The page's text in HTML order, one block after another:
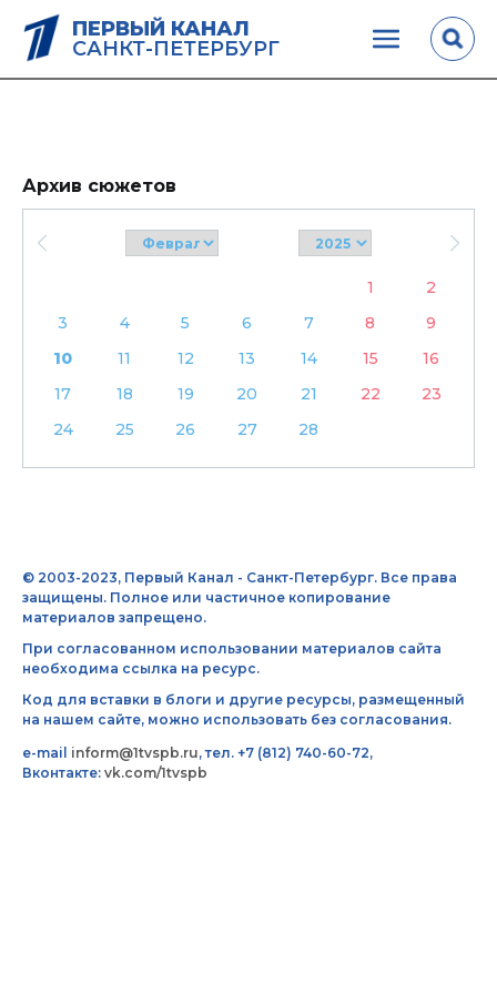
ПЕРВЫЙ КАНАЛ
САНКТ-ПЕТЕРБУРГ
Архив сюжетов
1
2
3
4 5 6 7 8
9
10
11 12 13 14 15
16
17
18 19 20 21 22
23
24
25 26 27 28
© 2003-2023, Первый Канал - Санкт-Петербург. Все права
защищены. Полное или частичное копирование
материалов запрещено.
При согласованном использовании материалов сайта
необходима ссылка на ресурс.
Код для вставки в блоги и другие ресурсы, размещенный
на нашем сайте, можно использовать без согласования.
e-mail inform@1tvspb.ru, тел. +7 (812) 740-60-72,
Вконтакте: vk.com/1tvspb